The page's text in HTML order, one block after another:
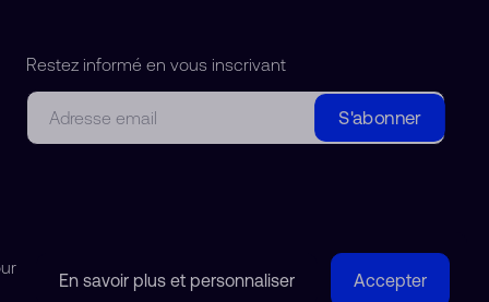
Restez informé en vous inscrivant
Courriel
S'abonner
© 2018-2026 Watchdreamer SA
Accepter
En savoir plus et personnaliser